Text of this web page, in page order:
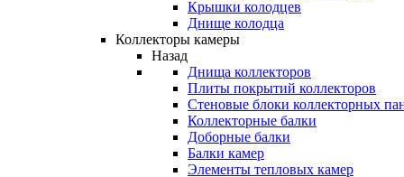
Крышки колодцев
Днище колодца
Коллекторы камеры
Назад
Днища коллекторов
Плиты покрытий коллекторов
Стеновые блоки коллекторных
Коллекторные балки
Доборные балки
Балки камер
Элементы тепловых камер